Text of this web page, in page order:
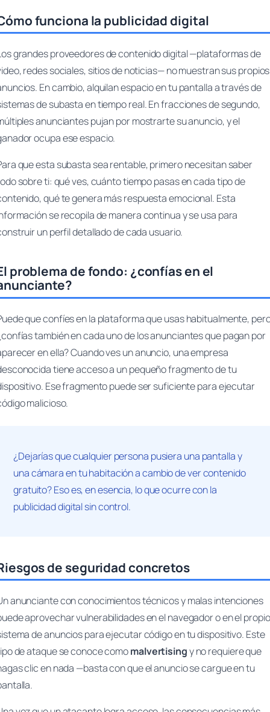
funciona la publicidad digital
grandes proveedores de contenido digital —plataformas de
redes sociales, sitios de noticias— no muestran sus propios
En cambio, alquilan espacio en tu pantalla a través de
de subasta en tiempo real. En fracciones de segundo,
anunciantes pujan por mostrarte su anuncio, y el
ocupa ese espacio.
que esta subasta sea rentable, primero necesitan saber
sobre ti: qué ves, cuánto tiempo pasas en cada tipo de
qué te genera más respuesta emocional. Esta
se recopila de manera continua y se usa para
un perfil detallado de cada usuario.
problema de fondo: ¿confías en el
que confíes en la plataforma que usas habitualmente,
también en cada uno de los anunciantes que pagan por
en ella? Cuando ves un anuncio, una empresa
tiene acceso a un pequeño fragmento de tu
Ese fragmento puede ser suficiente para ejecutar
malicioso.
¿Dejarías que cualquier persona pusiera una pantalla y
una cámara en tu habitación a cambio de ver contenido
gratuito? Eso es, en esencia, lo que ocurre con la
publicidad digital sin control.
de seguridad concretos
anunciante con conocimientos técnicos y malas intenciones
aprovechar vulnerabilidades en el navegador o en el propio
de anuncios para ejecutar código en tu dispositivo. Este
de ataque se conoce comomalvertisingy no requiere que
clic en nada —basta con que el anuncio se cargue en tu